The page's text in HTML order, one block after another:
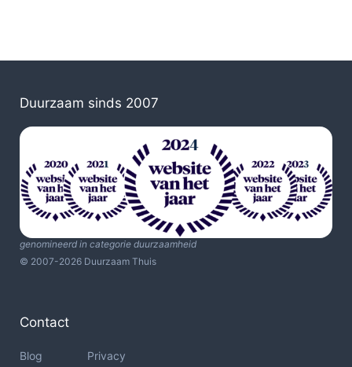
Duurzaam sinds 2007
genomineerd in categorie duurzaamheid
© 2007-2026 Duurzaam Thuis
Contact
Blog
Privacy